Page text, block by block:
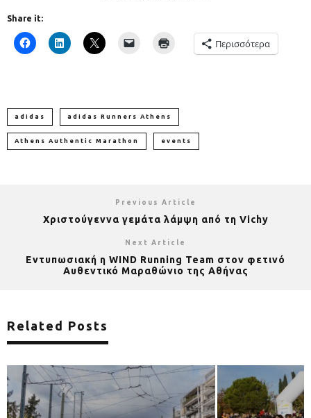
Share it:
Περισσότερα
adidas adidas Runners Athens
Athens Authentic Marathon events
Previous Article
Χριστούγεννα γεμάτα λάμψη από τη Vichy
Next Article
Εντυπωσιακή η WIND Running Team στον φετινό
Αυθεντικό Μαραθώνιο της Αθήνας
Related Posts